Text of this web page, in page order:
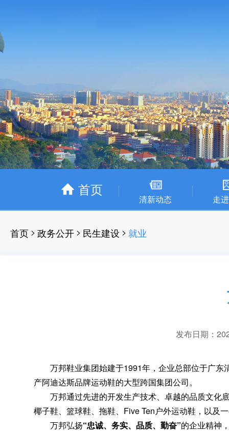
首页
清新动态 走
首页 > 政务公开 > 民生建设 > 就业
发布日期：
万邦鞋业集团始建于1991年 ， 企业总部位于广东
产阿迪达斯品牌运动鞋的大型跨国集团公司。
万邦通过先进的开发生产技术、卓越的品质文化
椰子鞋、篮球鞋、拖鞋、Five Ten户外运动鞋，以及
万邦弘扬“忠诚、务实、品质、勤奋”的企业精神